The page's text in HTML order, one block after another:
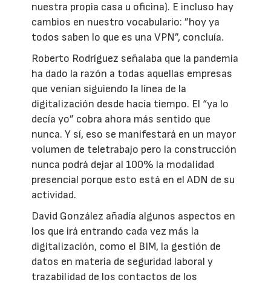
nuestra propia casa u oficina). E incluso hay
cambios en nuestro vocabulario: ”hoy ya
todos saben lo que es una VPN”, concluía.
Roberto Rodríguez señalaba que la pandemia
ha dado la razón a todas aquellas empresas
que venían siguiendo la línea de la
digitalización desde hacía tiempo. El “ya lo
decía yo” cobra ahora más sentido que
nunca. Y sí, eso se manifestará en un mayor
volumen de teletrabajo pero la construcción
nunca podrá dejar al 100% la modalidad
presencial porque esto está en el ADN de su
actividad.
David González añadía algunos aspectos en
los que irá entrando cada vez más la
digitalización, como el BIM, la gestión de
datos en materia de seguridad laboral y
trazabilidad de los contactos de los